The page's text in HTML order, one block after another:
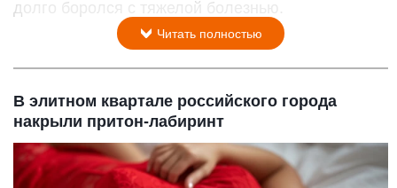
долго боролся с тяжелой болезнью.
Читать полностью
В элитном квартале российского города
накрыли притон-лабиринт